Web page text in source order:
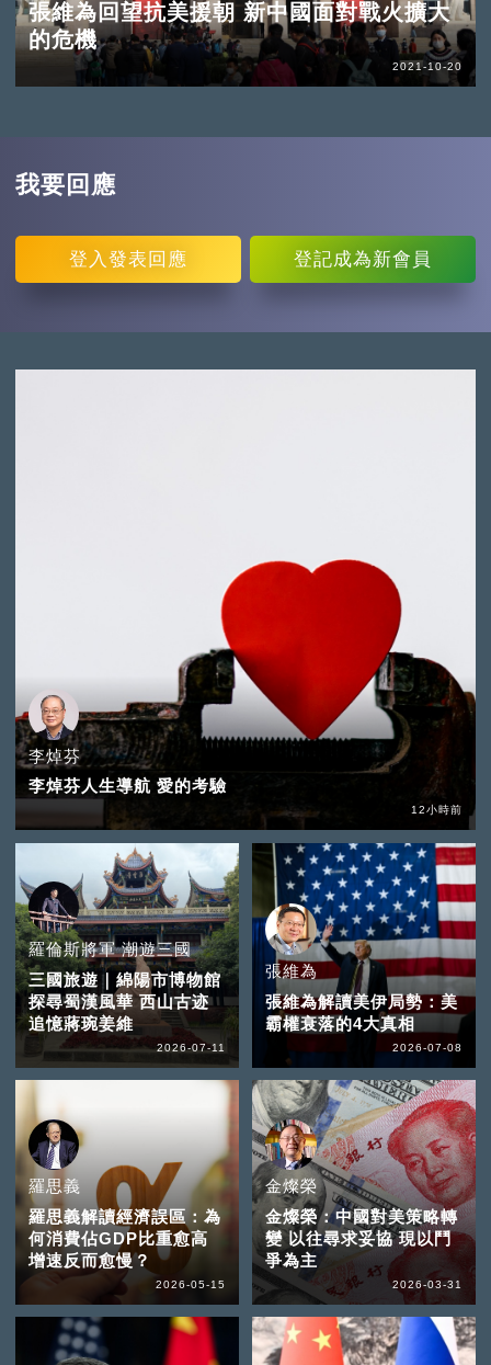
張維為回望抗美援朝 新中國面對戰火擴大
的危機
2021-10-20
我要回應
登入 發表回應 登記成為新會員
李焯芬
李焯芬人生導航 愛的考驗
12小時前
羅倫斯將軍 潮遊三國
三國旅遊｜綿陽市博物館
探尋蜀漢風華 西山古迹
追憶蔣琬姜維
2026-07-11
張維為
張維為解讀美伊局勢：美
霸權衰落的4大真相
2026-07-08
羅思義
羅思義解讀經濟誤區：為
何消費佔GDP比重愈高
增速反而愈慢？
2026-05-15
金燦榮
金燦榮：中國對美策略轉
變 以往尋求妥協 現以鬥
爭為主
2026-03-31